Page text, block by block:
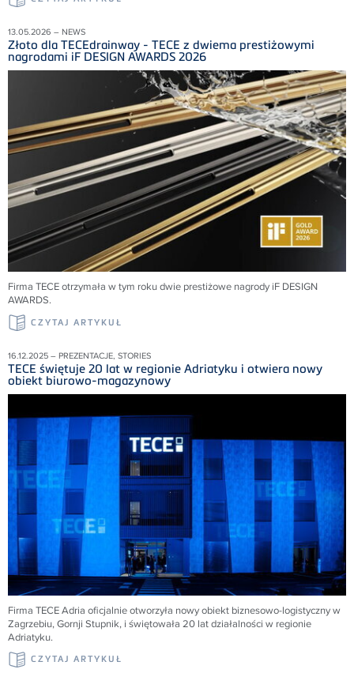
13.05.2026 – NEWS
Złoto dla TECEdrainway - TECE z dwiema prestiżowymi
nagrodami iF DESIGN AWARDS 2026
Firma TECE otrzymała w tym roku dwie prestiżowe nagrody iF DESIGN
AWARDS.
CZYTAJ ARTYKUŁ
16.12.2025 – PREZENTACJE, STORIES
TECE świętuje 20 lat w regionie Adriatyku i otwiera nowy
obiekt biurowo-magazynowy
Firma TECE Adria oficjalnie otworzyła nowy obiekt biznesowo-logistyczny w
Zagrzebiu, Gornji Stupnik, i świętowała 20 lat działalności w regionie
Adriatyku.
CZYTAJ ARTYKUŁ